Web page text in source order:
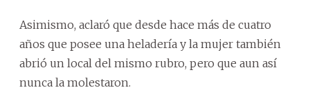
Asimismo, aclaró que desde hace más de cuatro
años que posee una heladería y la mujer también
abrió un local del mismo rubro, pero que aun así
nunca la molestaron.